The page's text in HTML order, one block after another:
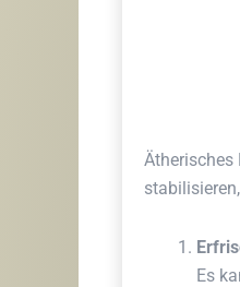
Ätherisches
Es